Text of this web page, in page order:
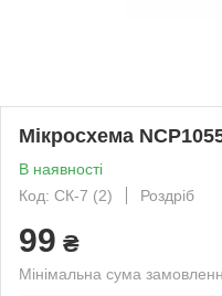
Мікросхема
В наявності
Код: СК-7 (2)
Роздріб
99 ₴
Мінімальна сума